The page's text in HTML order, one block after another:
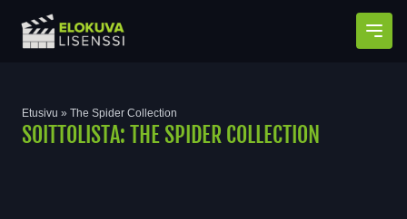
Etusivu » The Spider Collection
SOITTOLISTA: THE SPIDER COLLECTION